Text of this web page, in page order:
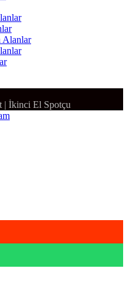
İkinci El Spotçu